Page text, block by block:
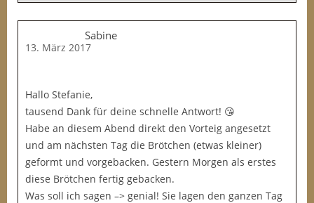
Sabine
13. März 2017
Hallo Stefanie,
tausend Dank für deine schnelle Antwort! 😘
Habe an diesem Abend direkt den Vorteig angesetzt
und am nächsten Tag die Brötchen (etwas kleiner)
geformt und vorgebacken. Gestern Morgen als erstes
diese Brötchen fertig gebacken.
Was soll ich sagen –> genial! Sie lagen den ganzen Tag